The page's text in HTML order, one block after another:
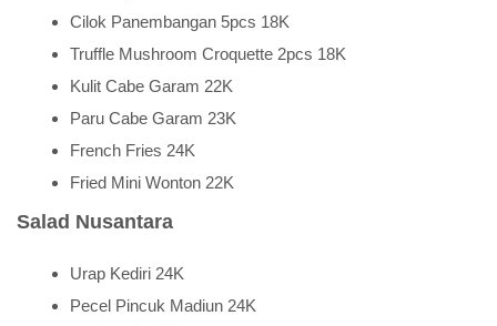
Cilok Panembangan 5pcs 18K
Truffle Mushroom Croquette 2pcs 18K
Kulit Cabe Garam 22K
Paru Cabe Garam 23K
French Fries 24K
Fried Mini Wonton 22K
Salad Nusantara
Urap Kediri 24K
Pecel Pincuk Madiun 24K